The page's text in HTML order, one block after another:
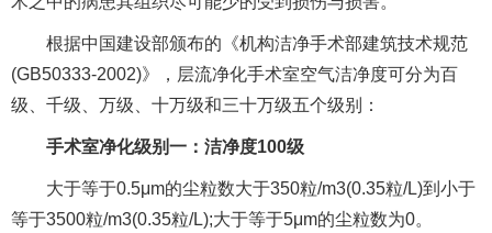
根据中国建设部颁布的《机构洁净手术部建筑技术规范
(GB50333-2002)》，层流净化手术室空气洁净度可分为百
级、千级、万级、十万级和三十万级五个级别：
手术室净化级别一：洁净度100级
大于等于0.5μm的尘粒数大于350粒/m3(0.35粒/L)到小于
等于3500粒/m3(0.35粒/L);大于等于5μm的尘粒数为0。